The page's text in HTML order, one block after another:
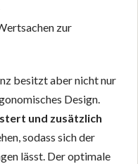
zur
besitzt aber nicht nur
Design.
und zusätzlich
sodass sich der
lässt. Der optimale